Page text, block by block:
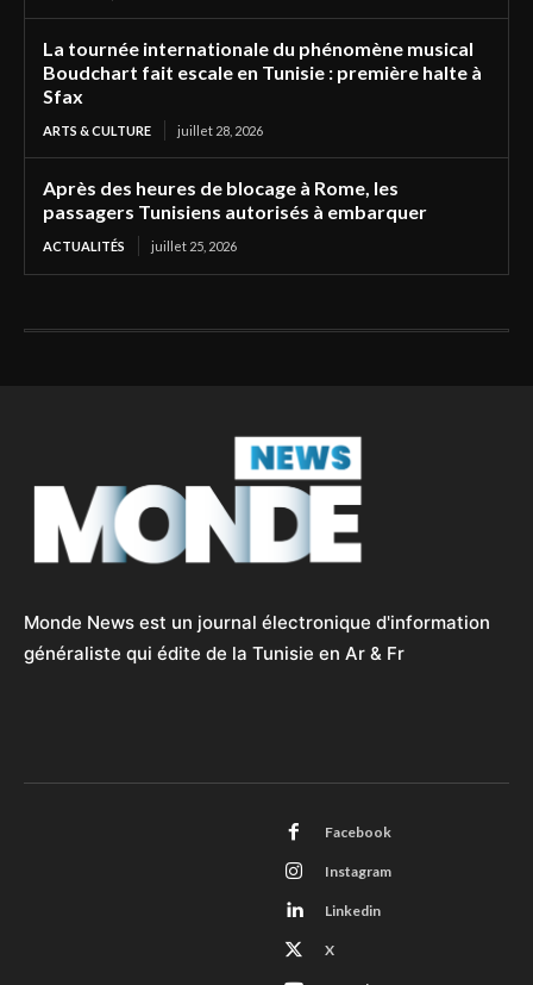
La tournée internationale du phénomène musical
Boudchart fait escale en Tunisie : première halte à
Sfax
ARTS & CULTURE juillet 28, 2026
Après des heures de blocage à Rome, les
passagers Tunisiens autorisés à embarquer
ACTUALITÉS juillet 25, 2026
Monde News est un journal électronique d'information
généraliste qui édite de la Tunisie en Ar & Fr
Facebook
Instagram
Linkedin
X